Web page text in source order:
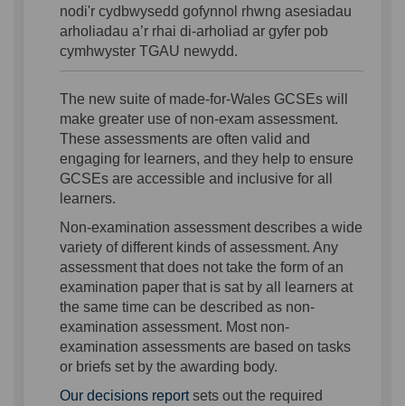
nodi'r cydbwysedd gofynnol rhwng asesiadau
arholiadau a’r rhai di-arholiad ar gyfer pob
cymhwyster TGAU newydd.
The new suite of made-for-Wales GCSEs will
make greater use of non-exam assessment.
These assessments are often valid and
engaging for learners, and they help to ensure
GCSEs are accessible and inclusive for all
learners.
Non-examination assessment describes a wide
variety ofdifferent kinds of assessment. Any
assessment that does not take the form of an
examination paper that is sat by all learners at
the same time can be described as non-
examination assessment. Most non-
examination assessments are based on tasks
or briefs set by the awarding body.
Our decisions report(External link)
sets out the required